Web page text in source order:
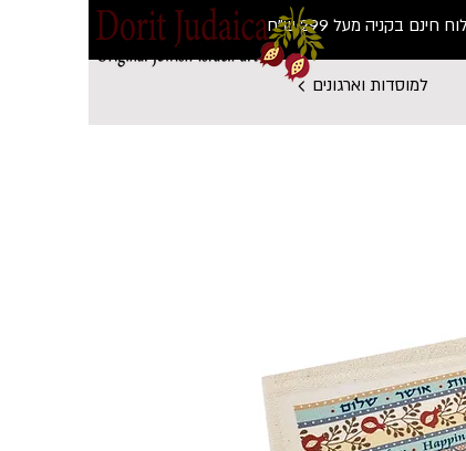
חינם בקניה מעל 299 ש"ח
למוסדות וארגונים